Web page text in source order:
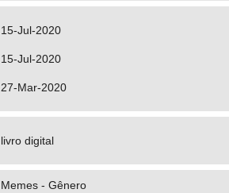
15-Jul-2020
15-Jul-2020
27-Mar-2020
livro digital
Memes - Gênero